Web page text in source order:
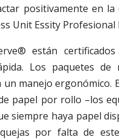
positivamente en
Unit Essity Profesional
están
Los paquetes
manejo ergonómico.
papel por rollo –los
siempre haya papel
por falta de